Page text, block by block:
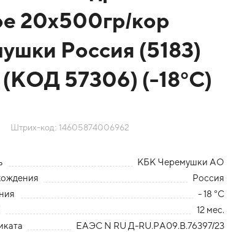
20х500гр/кор
Россия (5183)
57306) (-18°С)
Штрих-код: 14605874006962
КБК Черемушки АО
Россия
- 18 °С
12 мес.
ЕАЭС N RU Д-RU.PA09.B.76397/23